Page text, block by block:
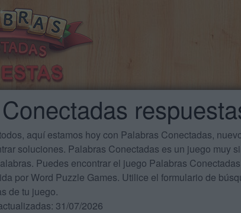
aquí estamos hoy con Palabras Conectadas,
soluciones. Palabras Conectadas es un juego muy
Puedes encontrar el juego Palabras
por Word Puzzle Games. Utilice el formulario de
de tu juego.
31/07/2026